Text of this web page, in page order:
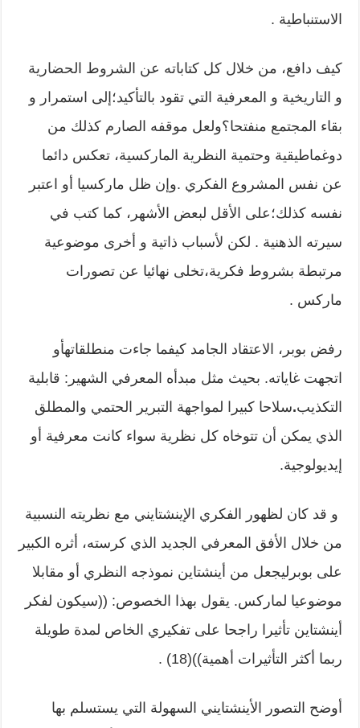
الاستنباطية .
كيف دافع، من خلال كل كتاباته عن الشروط الحضارية
و التاريخية و المعرفية التي تقود بالتأكيد؛إلى استمرار و
بقاء المجتمع منفتحا؟ولعل موقفه الصارم كذلك من
دوغماطيقية وحتمية النظرية الماركسية، تعكس دائما
عن نفس المشروع الفكري .وإن ظل ماركسيا أو اعتبر
نفسه كذلك؛على الأقل لبعض الأشهر، كما كتب في
سيرته الذهنية . لكن لأسباب ذاتية و أخرى موضوعية
مرتبطة بشروط فكرية،تخلى نهائيا عن تصورات
ماركس .
رفض بوبر، الاعتقاد الجامد كيفما جاءت منطلقاتهأو
اتجهت غاياته. بحيث مثل مبدأه المعرفي الشهير: قابلية
التكذيب.سلاحا كبيرا لمواجهة التبرير الحتمي والمطلق
الذي يمكن أن تتوخاه كل نظرية سواء كانت معرفية أو
إيديولوجية.
و قد كان لظهور الفكري الإينشتايني مع نظريته النسبية
من خلال الأفق المعرفي الجديد الذي كرسته، أثره الكبير
على بوبرليجعل من أينشتاين نموذجه النظري أو مقابلا
موضوعيا لماركس. يقول بهذا الخصوص: ((سيكون لفكر
أينشتاين تأثيرا راجحا على تفكيري الخاص لمدة طويلة
ربما أكثر التأثيرات أهمية))(18) .
أوضح التصور الأينشتايني السهولة التي يستسلم بها